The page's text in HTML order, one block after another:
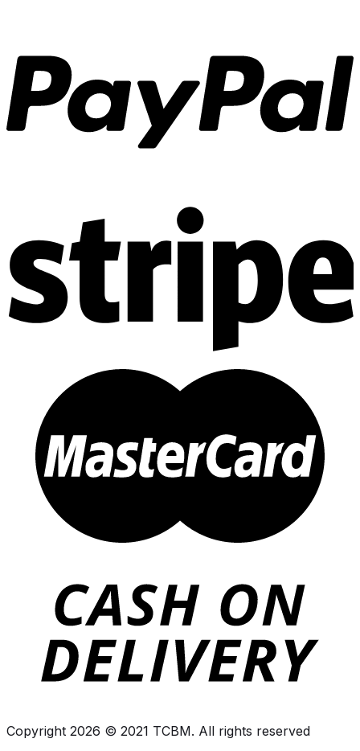
Copyright 2026 © 2021 TCBM. All rights reserved